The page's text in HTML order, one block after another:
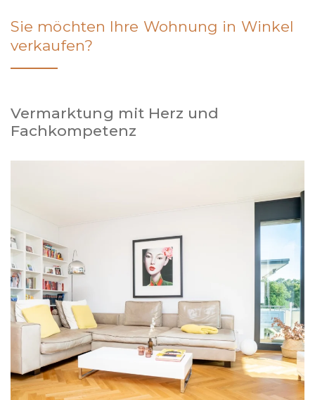
Sie möchten Ihre Wohnung in Winkel
verkaufen?
Vermarktung mit Herz und
Fachkompetenz